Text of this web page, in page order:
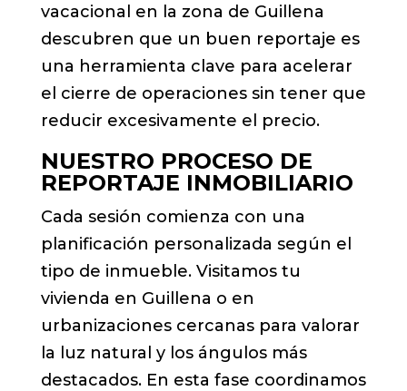
vacacional en la zona de Guillena
descubren que un buen reportaje es
una herramienta clave para acelerar
el cierre de operaciones sin tener que
reducir excesivamente el precio.
NUESTRO PROCESO DE
REPORTAJE INMOBILIARIO
Cada sesión comienza con una
planificación personalizada según el
tipo de inmueble. Visitamos tu
vivienda en Guillena o en
urbanizaciones cercanas para valorar
la luz natural y los ángulos más
destacados. En esta fase coordinamos